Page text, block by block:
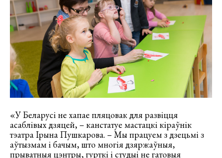
«У Беларусі не хапае пляцовак для развіцця
асаблівых дзяцей, – канстатуе мастацкі кіраўнік
тэатра Ірына Пушкарова. – Мы працуем з дзецьмі з
аўтызмам і бачым, што многія дзяржаўныя,
прыватныя цэнтры, гурткі і студыі не гатовыя